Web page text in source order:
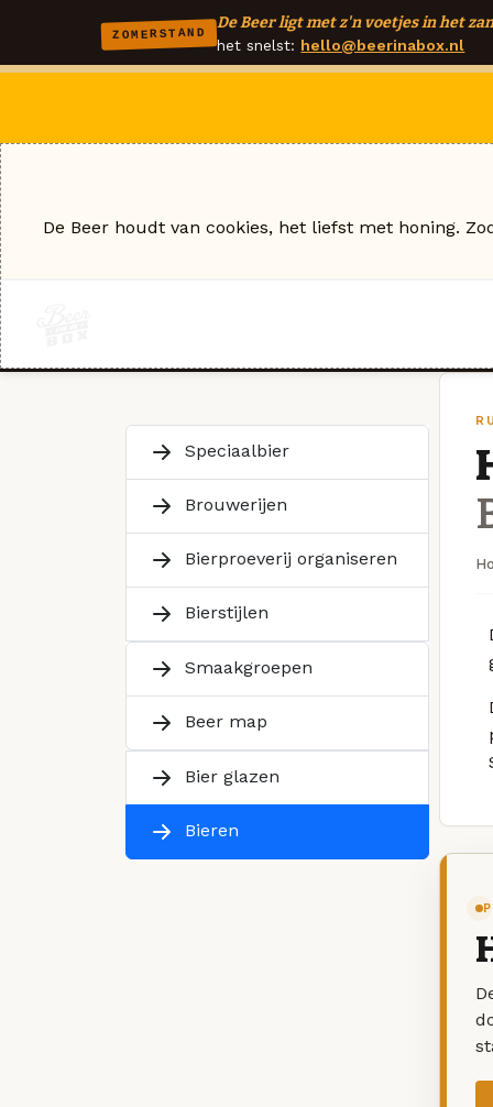
ZOMERSTAND
De Beer ligt met z'n voetjes in het
het snelst: hello@beerinabox.nl
Speciaalbier
Brouwerijen
Bierproeverij organiseren
Bierstijlen
Smaakgroepen
Beer map
Bier glazen
Bieren
De Beer houdt van cookies, het liefst met honing.